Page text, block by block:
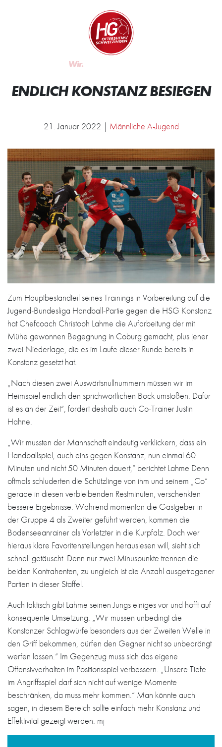
Zur Startseite
Wir.
ENDLICH KONSTANZ BESIEGEN
21. Januar 2022 | Männliche A-Jugend
Zum Hauptbestandteil seines Trainings in Vorbereitung auf die
Jugend-Bundesliga Handball-Partie gegen die HSG Konstanz
hat Chefcoach Christoph Lahme die Aufarbeitung der mit
Mühe gewonnen Begegnung in Coburg gemacht, plus jener
zwei Niederlage, die es im Laufe dieser Runde bereits in
Konstanz gesetzt hat.
„Nach diesen zwei Auswärtsnullnummern müssen wir im
Heimspiel endlich den sprichwörtlichen Bock umstoßen. Dafür
ist es an der Zeit“, fordert deshalb auch Co-Trainer Justin
Hahne.
„Wir mussten der Mannschaft eindeutig verklickern, dass ein
Handballspiel, auch eins gegen Konstanz, nun einmal 60
Minuten und nicht 50 Minuten dauert,“ berichtet Lahme Denn
oftmals schluderten die Schützlinge von ihm und seinem „Co“
gerade in diesen verbleibenden Restminuten, verschenkten
bessere Ergebnisse. Während momentan die Gastgeber in
der Gruppe 4 als Zweiter geführt werden, kommen die
Bodenseeanrainer als Vorletzter in die Kurpfalz. Doch wer
hieraus klare Favoritenstellungen herauslesen will, sieht sich
schnell getäuscht. Denn nur zwei Minuspunkte trennen die
beiden Kontrahenten, zu ungleich ist die Anzahl ausgetragener
Partien in dieser Staffel.
Auch taktisch gibt Lahme seinen Jungs einiges vor und hofft auf
konsequente Umsetzung. „Wir müssen unbedingt die
Konstanzer Schlagwürfe besonders aus der Zweiten Welle in
den Griff bekommen, dürfen den Gegner nicht so unbedrängt
werfen lassen.“ Im Gegenzug muss sich das eigene
Offensivverhalten im Positionsspiel verbessern. „Unsere Tiefe
im Angriffsspiel darf sich nicht auf wenige Momente
beschränken, da muss mehr kommen.“ Man könnte auch
sagen, in diesem Bereich sollte einfach mehr Konstanz und
Effektivität gezeigt werden. mj